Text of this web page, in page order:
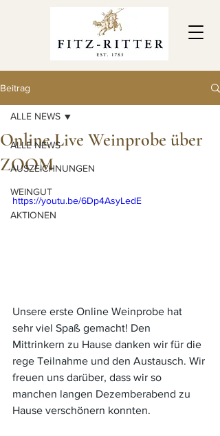
Beitrag
ALLE NEWS
AUSZEICHNUNGEN
WEINGUT
AKTIONEN
ALLE NEWS
Online Live Weinprobe über
ZOOM
https://youtu.be/6Dp4AsyLedE
Unsere erste Online Weinprobe hat
sehr viel Spaß gemacht! Den
Mittrinkern zu Hause danken wir für die
rege Teilnahme und den Austausch. Wir
freuen uns darüber, dass wir so
manchen langen Dezemberabend zu
Hause verschönern konnten.